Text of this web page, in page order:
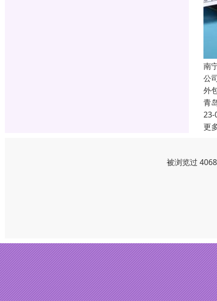
南
公
外
青
23-
更
被浏览过